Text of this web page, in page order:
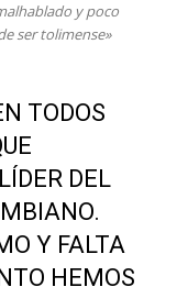
y poco
ser tolimense»
TODOS
DEL
Y FALTA
HEMOS